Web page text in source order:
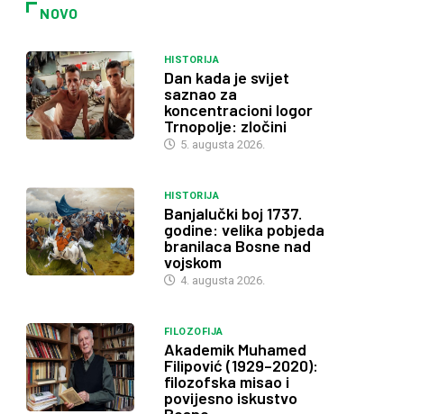
NOVO
HISTORIJA
Dan kada je svijet
saznao za
koncentracioni logor
Trnopolje: zločini
5. augusta 2026.
HISTORIJA
Banjalučki boj 1737.
godine: velika pobjeda
branilaca Bosne nad
vojskom
4. augusta 2026.
FILOZOFIJA
Akademik Muhamed
Filipović (1929–2020):
filozofska misao i
povijesno iskustvo